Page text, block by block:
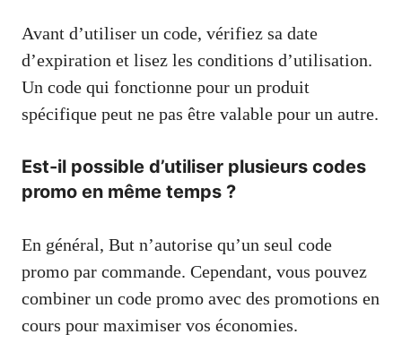
Avant d’utiliser un code, vérifiez sa date
d’expiration et lisez les conditions d’utilisation.
Un code qui fonctionne pour un produit
spécifique peut ne pas être valable pour un autre.
Est-il possible d’utiliser plusieurs codes
promo en même temps ?
En général, But n’autorise qu’un seul code
promo par commande. Cependant, vous pouvez
combiner un code promo avec des promotions en
cours pour maximiser vos économies.